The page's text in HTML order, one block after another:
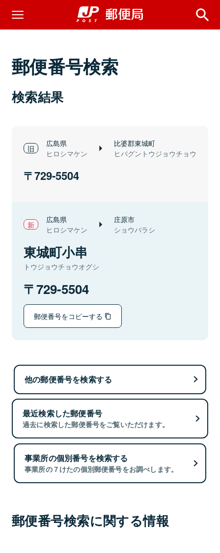
郵便番号検索
検索結果
広島県
ヒロシマケン
比婆郡東城町
ヒバグントウジョウチョウ
729-5504
広島県
ヒロシマケン
庄原市
ショウバラシ
東城町小串
トウジョウチョウオグシ
729-5504
郵便番号をコピーする
他の郵便番号を検索する
最近検索した郵便番号
過去に検索した郵便番号をご覧いただけます。
事業所の個別番号を検索する
事業所の７けたの個別郵便番号をお調べします。
郵便番号検索に関する情報